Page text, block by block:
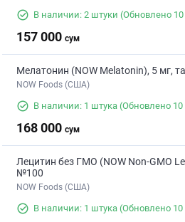
В наличии: 2 штуки (Обновлено
157 000 сум
Мелатонин (NOW Melatonin), 5 мг,
NOW Foods (США)
В наличии: 1 штука (Обновлено 10
168 000 сум
Лецитин без ГМО (NOW Non-GMO
№100
NOW Foods (США)
В наличии: 1 штука (Обновлено 10